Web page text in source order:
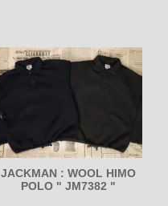
JACKMAN : WOOL HIMO
POLO " JM7382 "